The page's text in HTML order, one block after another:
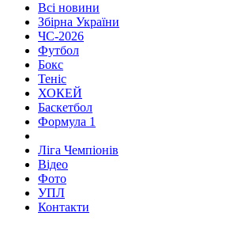
Всі новини
Збірна України
ЧС-2026
Футбол
Бокс
Теніс
ХОКЕЙ
Баскетбол
Формула 1
Ліга Чемпіонів
Відео
Фото
УПЛ
Контакти